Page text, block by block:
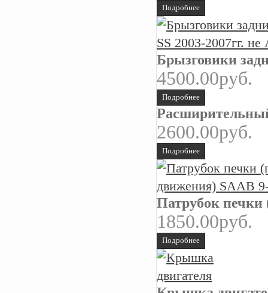
Подробнее
Брызговики
4500.00руб.
Подробнее
2600.00руб.
Подробнее
Патрубок печки
1850.00руб.
Подробнее